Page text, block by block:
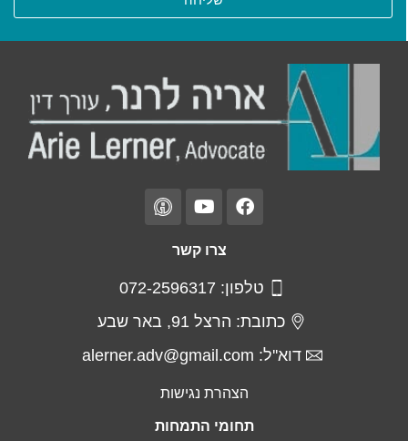
צרו קשר
טלפון: 072-2596317
כתובת: הרצל 91, באר שבע
דוא''ל: alerner.adv@gmail.com
הצהרת נגישות
תחומי התמחות